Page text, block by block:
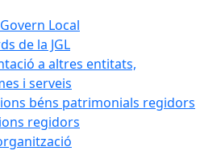
Local
de la JGL
a altres entitats,
i serveis
béns patrimonials regidors
regidors